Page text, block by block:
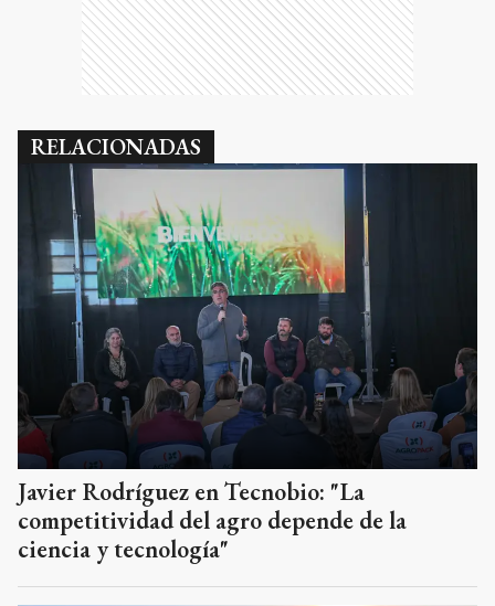
RELACIONADAS
Javier Rodríguez en Tecnobio: "La
competitividad del agro depende de la
ciencia y tecnología"